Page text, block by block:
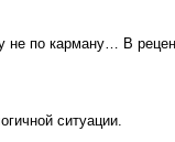
не по карману… В
ситуации.